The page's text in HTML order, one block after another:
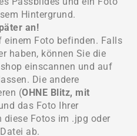
Hintergrund.
an!
einem Foto befinden. Falls
haben, können Sie die
einscannen und auf
Die andere
(OHNE Blitz, mit
das Foto Ihrer
Fotos im .jpg oder
ab.